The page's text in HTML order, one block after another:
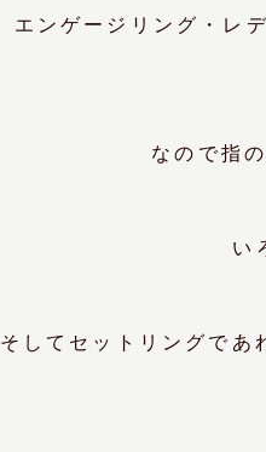
エンゲージリング・レ
なので指
い
そしてセットリングであ